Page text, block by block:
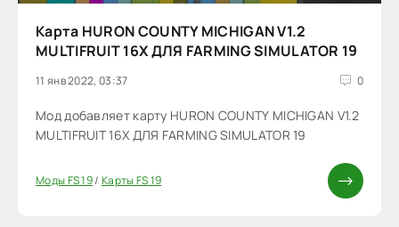
Карта HURON COUNTY MICHIGAN V1.2
MULTIFRUIT 16X ДЛЯ FARMING SIMULATOR 19
11 янв 2022, 03:37 0
Мод добавляет карту HURON COUNTY MICHIGAN V1.2
MULTIFRUIT 16X ДЛЯ FARMING SIMULATOR 19
Моды FS 19/ Карты FS 19